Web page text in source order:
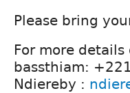
Please bring
For more details
bassthiam:
Ndiereby :